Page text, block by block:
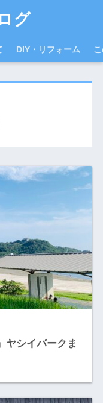
グ
DIY・リフォーム
ヤシイパークま